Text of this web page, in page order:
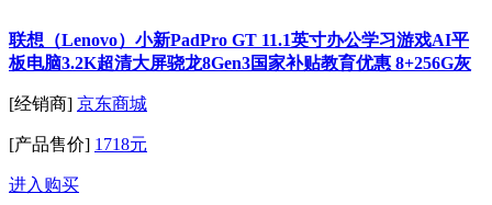
联想（Lenovo）小新PadPro GT 11.1英寸办公学习游戏AI平
板电脑3.2K超清大屏骁龙8Gen3国家补贴教育优惠 8+256G灰
[经销商] 京东商城
[产品售价] 1718元
进入购买